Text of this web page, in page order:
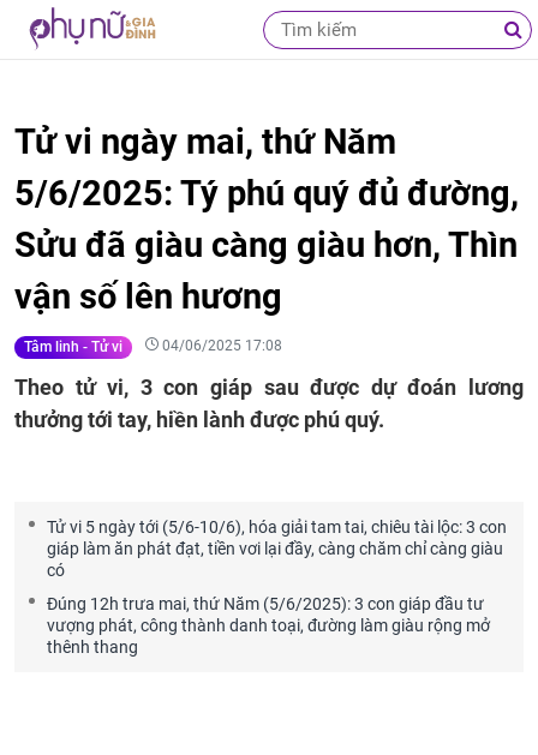
Tử vi ngày mai, thứ Năm
5/6/2025: Tý phú quý đủ đường,
Sửu đã giàu càng giàu hơn, Thìn
vận số lên hương
Tâm linh - Tử vi 04/06/2025 17:08
Theo tử vi, 3 con giáp sau được dự đoán lương
thưởng tới tay, hiền lành được phú quý.
Tử vi 5 ngày tới (5/6-10/6), hóa giải tam tai, chiêu tài lộc: 3 con
giáp làm ăn phát đạt, tiền vơi lại đầy, càng chăm chỉ càng giàu
có
Đúng 12h trưa mai, thứ Năm (5/6/2025): 3 con giáp đầu tư
vượng phát, công thành danh toại, đường làm giàu rộng mở
thênh thang